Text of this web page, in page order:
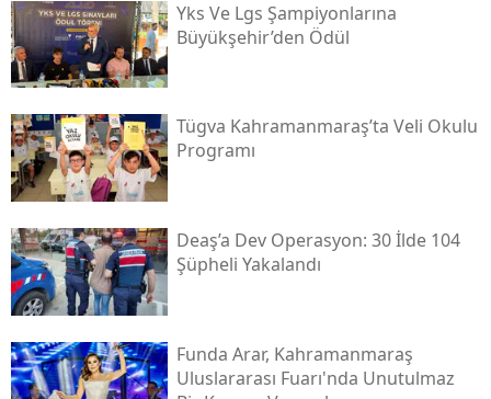
Yks Ve Lgs Şampiyonlarına
Büyükşehir’den Ödül
Tügva Kahramanmaraş’ta Veli Okulu
Programı
Deaş’a Dev Operasyon: 30 İlde 104
Şüpheli Yakalandı
Funda Arar, Kahramanmaraş
Uluslararası Fuarı'nda Unutulmaz